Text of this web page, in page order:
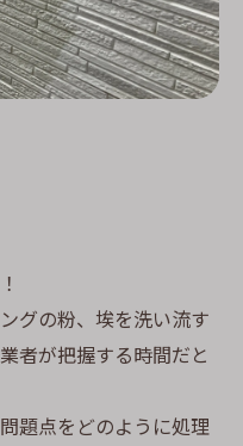
グの粉、埃を洗い流す
者が把握する時間だと
題点をどのように処理